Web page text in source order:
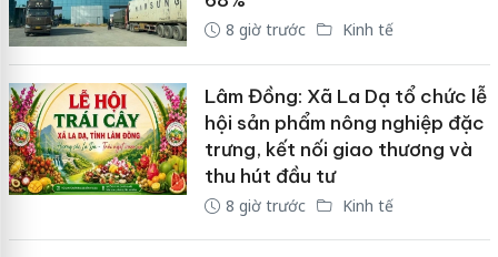
8 giờ trước Kinh tế
Lâm Đồng: Xã La Dạ tổ chức lễ
hội sản phẩm nông nghiệp đặc
trưng, kết nối giao thương và
thu hút đầu tư
8 giờ trước Kinh tế